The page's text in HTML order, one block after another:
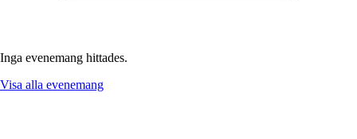
Inga evenemang hittades.
Visa alla evenemang